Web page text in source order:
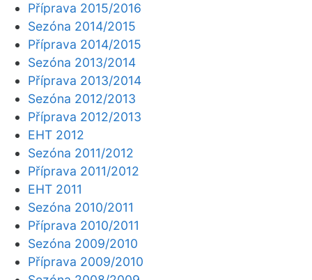
Příprava 2015/2016
Sezóna 2014/2015
Příprava 2014/2015
Sezóna 2013/2014
Příprava 2013/2014
Sezóna 2012/2013
Příprava 2012/2013
EHT 2012
Sezóna 2011/2012
Příprava 2011/2012
EHT 2011
Sezóna 2010/2011
Příprava 2010/2011
Sezóna 2009/2010
Příprava 2009/2010